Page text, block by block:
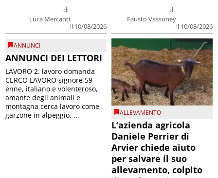
di
Luca Mercanti
il 10/08/2026
di
Fausto Vassoney
il 10/08/2026
ANNUNCI
ANNUNCI DEI LETTORI
LAVORO 2. lavoro domanda
CERCO LAVORO signore 59
enne, italiano e volenteroso,
amante degli animali e
montagna cerca lavoro come
garzone in alpeggio, ...
ALLEVAMENTO
L’azienda agricola
Daniele Perrier di
Arvier chiede aiuto
per salvare il suo
allevamento, colpito